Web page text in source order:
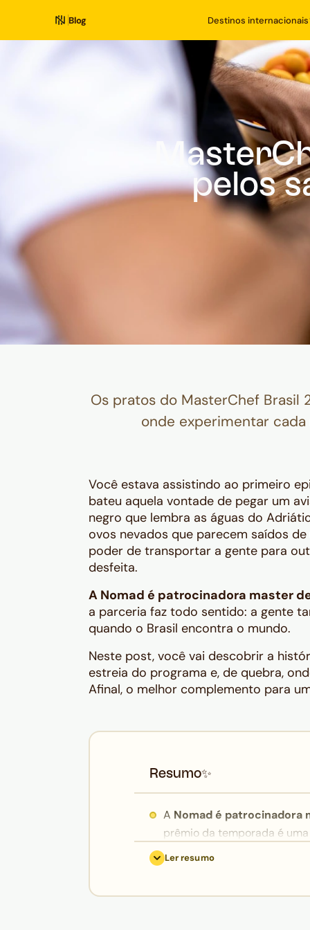
Blog Destinos internacionais
pelos
Os pratos do MasterChef Brasil
onde experimentar
Você estava assistindo ao primeiro
bateu aquela vontade de pegar um
negro que lembra as águas do
ovos nevados que parecem saídos
poder de transportar a gente para
desfeita.
A Nomad é patrocinadora master
a parceria faz todo sentido: a gente
quando o Brasil encontra o mundo.
Neste post, você vai descobrir a
estreia do programa e, de quebra,
Afinal, o melhor complemento para
Resumo✨
A Nomad é patrocinadora
prêmio da temporada é
Lisboa com o chef Olivier da
Ler resumo